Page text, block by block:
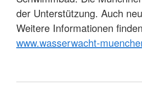
der Unterstützung. Auch
Weitere Informationen
www.wasserwacht-